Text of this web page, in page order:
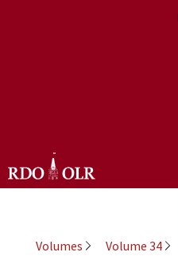
Volumes Volume 34